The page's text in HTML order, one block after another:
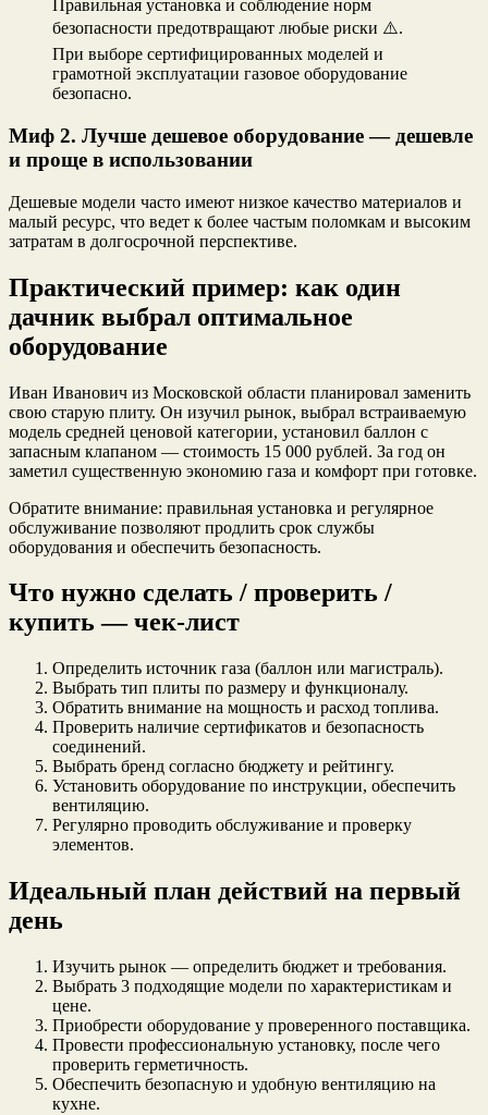
Правильная установка и соблюдение норм
безопасности предотвращают любые риски ⚠️.
При выборе сертифицированных моделей и
грамотной эксплуатации газовое оборудование
безопасно.
Миф 2. Лучше дешевое оборудование — дешевле
и проще в использовании
Дешевые модели часто имеют низкое качество материалов и
малый ресурс, что ведет к более частым поломкам и высоким
затратам в долгосрочной перспективе.
Практический пример: как один
дачник выбрал оптимальное
оборудование
Иван Иванович из Московской области планировал заменить
свою старую плиту. Он изучил рынок, выбрал встраиваемую
модель средней ценовой категории, установил баллон с
запасным клапаном — стоимость 15 000 рублей. За год он
заметил существенную экономию газа и комфорт при готовке.
Обратите внимание: правильная установка и регулярное
обслуживание позволяют продлить срок службы
оборудования и обеспечить безопасность.
Что нужно сделать / проверить /
купить — чек-лист
Определить источник газа (баллон или магистраль).
Выбрать тип плиты по размеру и функционалу.
Обратить внимание на мощность и расход топлива.
Проверить наличие сертификатов и безопасность
соединений.
Выбрать бренд согласно бюджету и рейтингу.
Установить оборудование по инструкции, обеспечить
вентиляцию.
Регулярно проводить обслуживание и проверку
элементов.
Идеальный план действий на первый
день
Изучить рынок — определить бюджет и требования.
Выбрать 3 подходящие модели по характеристикам и
цене.
Приобрести оборудование у проверенного поставщика.
Провести профессиональную установку, после чего
проверить герметичность.
Обеспечить безопасную и удобную вентиляцию на
кухне.